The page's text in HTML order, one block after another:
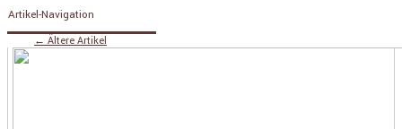
Artikel-Navigation
← Ältere Artikel